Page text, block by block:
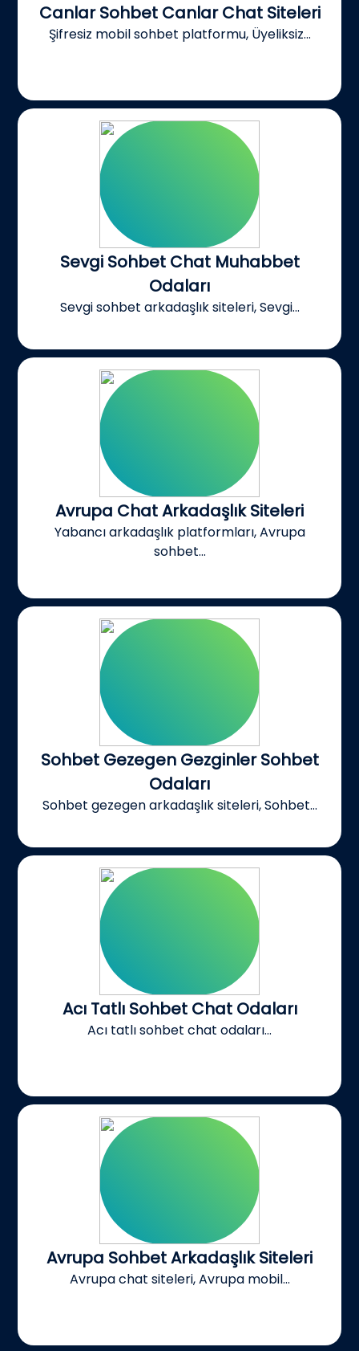
Canlar Sohbet Canlar Chat Siteleri
Şifresiz mobil sohbet platformu, Üyeliksiz...
Sevgi Sohbet Chat Muhabbet
Odaları
Sevgi sohbet arkadaşlık siteleri, Sevgi...
Avrupa Chat Arkadaşlık Siteleri
Yabancı arkadaşlık platformları, Avrupa
sohbet...
Sohbet Gezegen Gezginler Sohbet
Odaları
Sohbet gezegen arkadaşlık siteleri, Sohbet...
Acı Tatlı Sohbet Chat Odaları
Acı tatlı sohbet chat odaları...
Avrupa Sohbet Arkadaşlık Siteleri
Avrupa chat siteleri, Avrupa mobil...